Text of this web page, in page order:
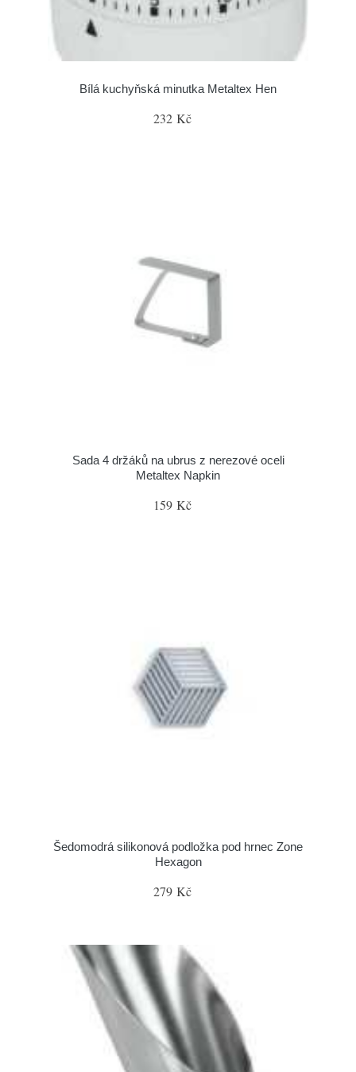
Bílá kuchyňská minutka Metaltex Hen
232 Kč
Sada 4 držáků na ubrus z nerezové oceli
Metaltex Napkin
159 Kč
Šedomodrá silikonová podložka pod hrnec Zone
Hexagon
279 Kč